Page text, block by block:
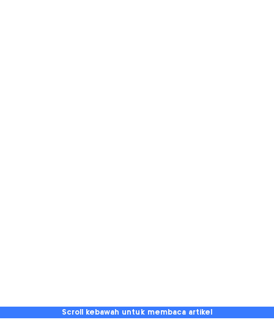
Scroll kebawah untuk membaca artikel